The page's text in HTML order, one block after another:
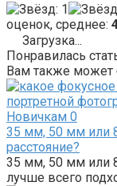
оценок, среднее:
Загрузка...
Понравилась
Вам также может
Новичкам 0
35 мм, 50 мм или
расстояние?
35 мм, 50 мм или
лучше всего